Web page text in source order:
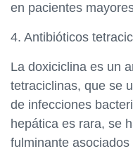
en pacientes
4. Antibióticos
La doxiciclina es un
tetraciclinas, que se
de infecciones
hepática es rara, se
fulminante asociados